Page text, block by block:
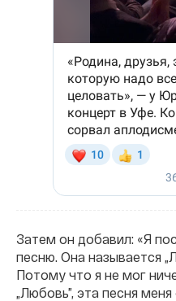
Затем он добавил: «Я
песню. Она называется
Потому что я не мог
„Любовь”, эта песня